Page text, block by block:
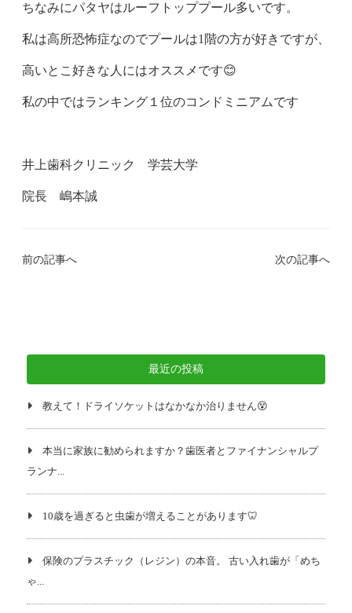
ちなみにパタヤはルーフトッププール多いです。
私は高所恐怖症なのでプールは1階の方が好きですが、
高いとこ好きな人にはオススメです😊
私の中ではランキング１位のコンドミニアムです
井上歯科クリニック 学芸大学
院長 嶋本誠
前の記事へ 次の記事へ
最近の投稿
教えて！ドライソケットはなかなか治りません😵
本当に家族に勧められますか？歯医者とファイナンシャルプ
ランナ...
10歳を過ぎると虫歯が増えることがあります🦷
保険のプラスチック（レジン）の本音。 古い入れ歯が「めち
ゃ...